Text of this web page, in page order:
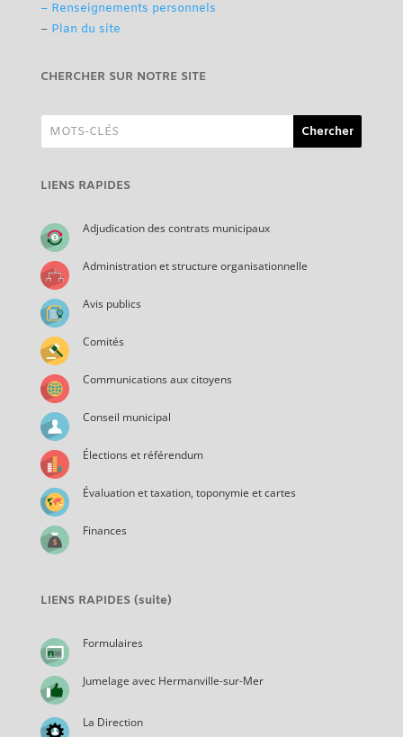
– Renseignements personnels
– Plan du site
CHERCHER SUR NOTRE SITE
LIENS RAPIDES
Adjudication des contrats municipaux
Administration et structure organisationnelle
Avis publics
Comités
Communications aux citoyens
Conseil municipal
Élections et référendum
Évaluation et taxation, toponymie et cartes
Finances
LIENS RAPIDES (suite)
Formulaires
Jumelage avec Hermanville-sur-Mer
La Direction